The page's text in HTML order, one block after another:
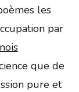
les
par
que de
pure et